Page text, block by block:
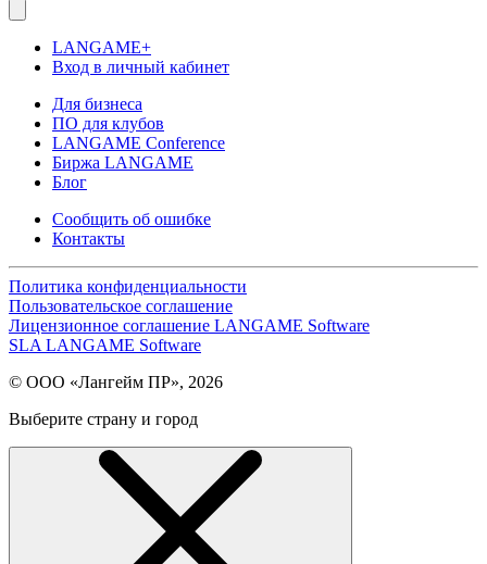
LANGAME+
Вход в личный кабинет
Для бизнеса
ПО для клубов
LANGAME Conference
Биржа LANGAME
Блог
Сообщить об ошибке
Контакты
Политика конфиденциальности
Пользовательское соглашение
Лицензионное соглашение LANGAME Software
SLA LANGAME Software
© ООО «Лангейм ПР», 2026
Выберите страну и город